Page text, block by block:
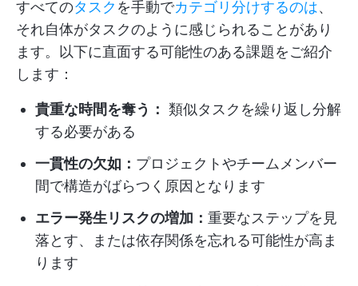
すべてのタスク を手動でカテゴリ分けするのは、
それ自体がタスクのように感じられることがあり
ます。以下に直面する可能性のある課題をご紹介
します：
貴重な時間を奪う： 類似タスクを繰り返し分解
する必要がある
一貫性の欠如： プロジェクトやチームメンバー
間で構造がばらつく原因となります
エラー発生リスクの増加： 重要なステップを見
落とす、または依存関係を忘れる可能性が高ま
ります